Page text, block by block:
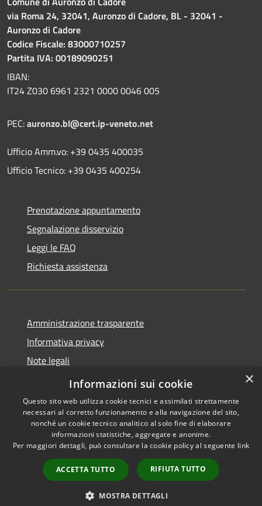
via Roma 24, 32041, Auronzo di Cadore, BL - 32041 -
Auronzo di Cadore
Codice Fiscale: 83000710257
Partita IVA: 00189090251
IBAN:
IT24 Z030 6961 2321 0000 0046 005
PEC:auronzo.bl@cert.ip-veneto.net
Ufficio Amm.vo: +39 0435 400035
Ufficio Tecnico: +39 0435 400254
Prenotazione appuntamento
Segnalazione disservizio
Leggi le FAQ
Richiesta assistenza
Amministrazione trasparente
Informativa privacy
Note legali
Dichiarazione di accessibilità
Accessibilità
Copyright © 2026 • Comune di
Auronzo di Cadore • Powered
byMunicipium
Accesso
redazione
×
Informazioni sui cookie
Questo sito web utilizza cookie tecnici e assimilati strettamente
necessari al corretto funzionamento e alla navigazione del sito,
nonché un cookie tecnico analitico al solo fine di elaborare
informazioni statistiche, aggregate e anonime.
Per maggiori dettagli, può consultare la cookie policy al seguente link
ACCETTA TUTTO RIFIUTA TUTTO
MOSTRA DETTAGLI